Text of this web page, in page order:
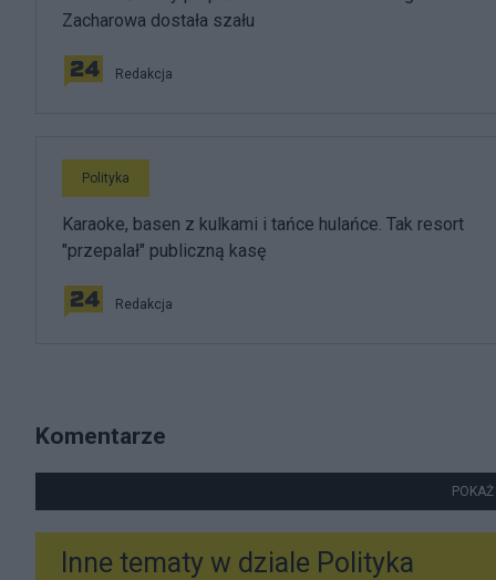
Zacharowa dostała szału
Redakcja
Polityka
Karaoke, basen z kulkami i tańce hulańce. Tak resort
"przepalał" publiczną kasę
Redakcja
Komentarze
Inne tematy w dziale Polityka